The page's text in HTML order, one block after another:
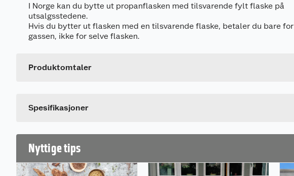
I Norge kan du bytte ut propanflasken med tilsvarende fylt flaske på
utsalgsstedene.
Hvis du bytter ut flasken med en tilsvarende flaske, betaler du bare for
gassen, ikke for selve flasken.
Produktomtaler
Spesifikasjoner
Generelt
Leverandørens artikkelnummer
Nyttige tips